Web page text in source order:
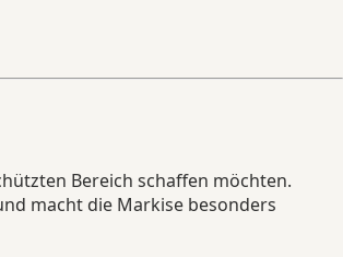
Bereich schaffen möchten.
macht die Markise besonders